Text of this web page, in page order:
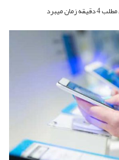
میبرد